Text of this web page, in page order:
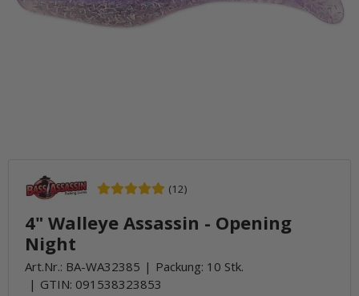
(12)
4" Walleye Assassin - Opening
Night
Art.Nr.: BA-WA32385
Packung: 10 Stk.
GTIN: 091538323853